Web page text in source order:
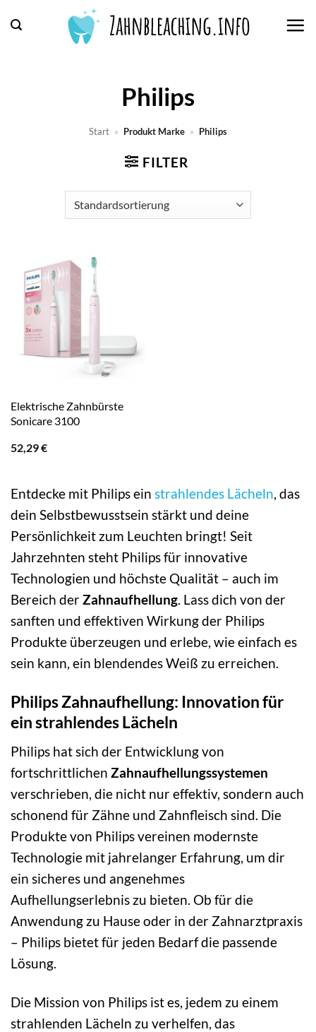
Inhalt
Philips
Start » Produkt Marke » Philips
FILTER
Elektrische Zahnbürste
Sonicare 3100
52,29€
Entdecke mit Philips ein strahlendes Lächeln, das
dein Selbstbewusstsein stärkt und deine
Persönlichkeit zum Leuchten bringt! Seit
Jahrzehnten steht Philips für innovative
Technologien und höchste Qualität – auch im
Bereich derZahnaufhellung. Lass dich von der
sanften und effektiven Wirkung der Philips
Produkte überzeugen und erlebe, wie einfach es
sein kann, ein blendendes Weiß zu erreichen.
Philips Zahnaufhellung: Innovation für
ein strahlendes Lächeln
Philips hat sich der Entwicklung von
fortschrittlichen Zahnaufhellungssystemen
verschrieben, die nicht nur effektiv, sondern auch
schonend für Zähne und Zahnfleisch sind. Die
Produkte von Philips vereinen modernste
Technologie mit jahrelanger Erfahrung, um dir
ein sicheres und angenehmes
Aufhellungserlebnis zu bieten. Ob für die
Anwendung zu Hause oder in der Zahnarztpraxis
– Philips bietet für jeden Bedarf die passende
Lösung.
Die Mission von Philips ist es, jedem zu einem
strahlenden Lächeln zu verhelfen, das